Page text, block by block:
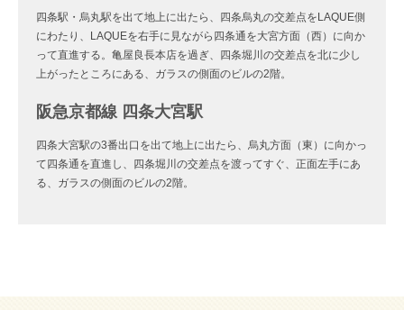
四条駅・烏丸駅を出て地上に出たら、四条烏丸の交差点をLAQUE側
にわたり、LAQUEを右手に見ながら四条通を大宮方面（西）に向か
って直進する。亀屋良長本店を過ぎ、四条堀川の交差点を北に少し
上がったところにある、ガラスの側面のビルの2階。
阪急京都線 四条大宮駅
四条大宮駅の3番出口を出て地上に出たら、烏丸方面（東）に向かっ
て四条通を直進し、四条堀川の交差点を渡ってすぐ、正面左手にあ
る、ガラスの側面のビルの2階。